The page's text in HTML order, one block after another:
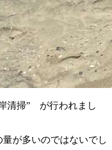
清掃” が行われまし
が多いのではないでし